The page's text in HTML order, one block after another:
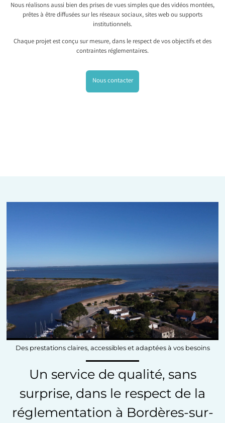
Nous réalisons aussi bien des prises de vues simples que des vidéos montées,
prêtes à être diffusées sur les réseaux sociaux, sites web ou supports
institutionnels.
Chaque projet est conçu sur mesure, dans le respect de vos objectifs et des
contraintes réglementaires.
Nous contacter
Des prestations claires, accessibles et adaptées à vos besoins
Un service de qualité, sans
surprise, dans le respect de la
réglementation à Bordères-sur-